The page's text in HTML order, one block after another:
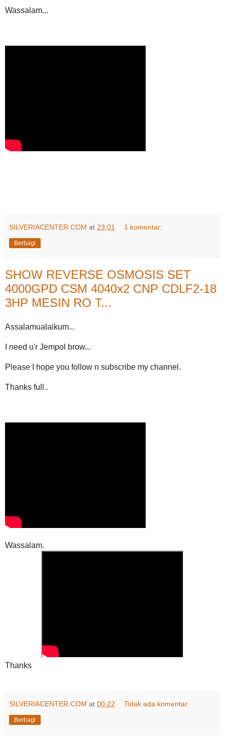
Wassalam...
SILVERIACENTER.COM at 23.01 1 komentar:
Berbagi
SHOW REVERSE OSMOSIS SET
4000GPD CSM 4040x2 CNP CDLF2-18
3HP MESIN RO T...
Assalamualaikum...
I need u'r Jempol brow...
Please I hope you follow n subscribe my channel.
Thanks full..
Wassalam.
Thanks
SILVERIACENTER.COM at 00.22 Tidak ada komentar:
Berbagi